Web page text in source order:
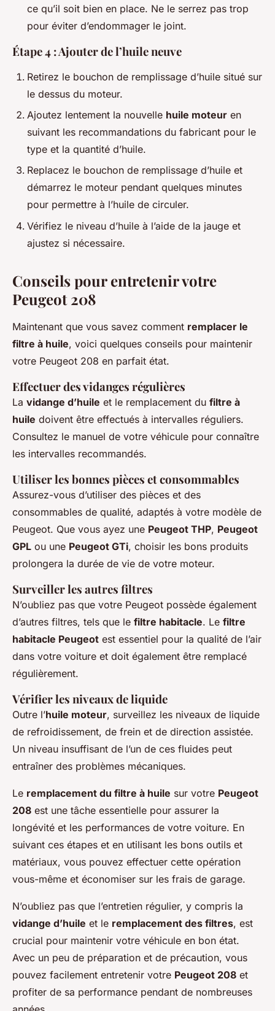
ce qu’il soit bien en place. Ne le serrez pas trop
pour éviter d’endommager le joint.
Étape 4 : Ajouter de l’huile neuve
Retirez le bouchon de remplissage d’huile situé sur
le dessus du moteur.
Ajoutez lentement la nouvelle huile moteur en
suivant les recommandations du fabricant pour le
type et la quantité d’huile.
Replacez le bouchon de remplissage d’huile et
démarrez le moteur pendant quelques minutes
pour permettre à l’huile de circuler.
Vérifiez le niveau d’huile à l’aide de la jauge et
ajustez si nécessaire.
Conseils pour entretenir votre
Peugeot 208
Maintenant que vous savez comment remplacer le
filtre à huile, voici quelques conseils pour maintenir
votre Peugeot 208 en parfait état.
Effectuer des vidanges régulières
La vidange d’huile et le remplacement du filtre à
huile doivent être effectués à intervalles réguliers.
Consultez le manuel de votre véhicule pour connaître
les intervalles recommandés.
Utiliser les bonnes pièces et consommables
Assurez-vous d’utiliser des pièces et des
consommables de qualité, adaptés à votre modèle de
Peugeot. Que vous ayez une Peugeot THP, Peugeot
GPL ou une Peugeot GTi, choisir les bons produits
prolongera la durée de vie de votre moteur.
Surveiller les autres filtres
N’oubliez pas que votre Peugeot possède également
d’autres filtres, tels que le filtre habitacle. Le filtre
habitacle Peugeot est essentiel pour la qualité de l’air
dans votre voiture et doit également être remplacé
régulièrement.
Vérifier les niveaux de liquide
Outre l’huile moteur, surveillez les niveaux de liquide
de refroidissement, de frein et de direction assistée.
Un niveau insuffisant de l’un de ces fluides peut
entraîner des problèmes mécaniques.
Le remplacement du filtre à huile sur votre Peugeot
208 est une tâche essentielle pour assurer la
longévité et les performances de votre voiture. En
suivant ces étapes et en utilisant les bons outils et
matériaux, vous pouvez effectuer cette opération
vous-même et économiser sur les frais de garage.
N’oubliez pas que l’entretien régulier, y compris la
vidange d’huile et le remplacement des filtres, est
crucial pour maintenir votre véhicule en bon état.
Avec un peu de préparation et de précaution, vous
pouvez facilement entretenir votre Peugeot 208 et
profiter de sa performance pendant de nombreuses